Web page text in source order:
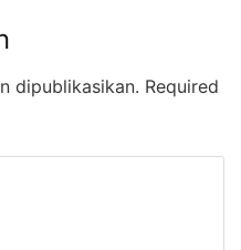
dipublikasikan. Required